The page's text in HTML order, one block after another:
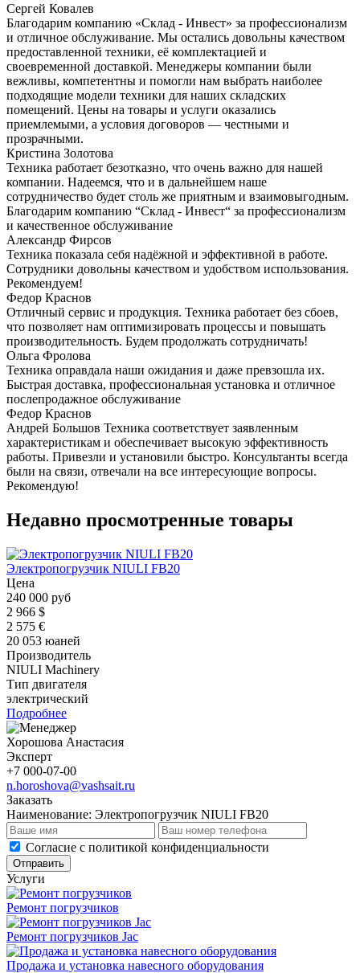
Сергей Ковалев
Благодарим компанию «Склад - Инвест» за профессионализм
и отличное обслуживание. Мы остались довольны качеством
предоставленной техники, её комплектацией и
своевременной доставкой. Менеджеры компании были
вежливы, компетентны и помогли нам выбрать наиболее
подходящие модели техники для наших складских
помещений. Цены на товары и услуги оказались
приемлемыми, а условия договоров — честными и
прозрачными.
Кристина Золотова
Техника работает безотказно, что очень важно для нашей
компании. Надеемся, что и в дальнейшем наше
сотрудничество будет столь же приятным и взаимовыгодным.
Благодарим компанию “Склад - Инвест“ за профессионализм
и качественное обслуживание
Александр Фирсов
Техника показала себя надёжной и эффективной в работе.
Сотрудники довольны качеством и удобством использования.
Рекомендуем!
Федор Краснов
Отличный сервис и продукция. Техника работает без сбоев,
что позволяет нам оптимизировать процессы и повышать
производительность. Будем продолжать сотрудничать!
Ольга Фролова
Техника оправдала наши ожидания и даже превзошла их.
Быстрая доставка, профессиональная установка и отличное
послепродажное обслуживание
Федор Краснов
Андрей Большов Техника соответствует заявленным
характеристикам и обеспечивает высокую эффективность
работы. Привезли и установили быстро. Консультанты всегда
были на связи, отвечали на все интересующие вопросы.
Рекомендую!
Недавно просмотренные товары
Электропогрузчик NIULI FB20
Цена
240 000 руб
2 966 $
2 575 €
20 053 юаней
Производитель
NIULI Machinery
Тип двигателя
электрический
Подробнее
Хорошова Анастасия
Эксперт
+7 000-07-00
n.horoshova@vashsait.ru
Заказать
Наименование: Электропогрузчик NIULI FB20
Cогласие с политикой конфиденциальности
Отправить
Услуги
Ремонт погрузчиков
Ремонт погрузчиков Jac
Продажа и установка навесного оборудования